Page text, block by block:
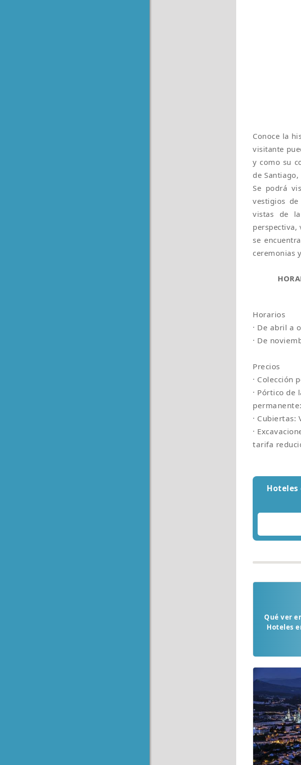
Conoce la
visitante
y como su
de
Se podrá
vestigios
vistas de
perspectiva,
se
ceremonias
Horarios
· De abril a
· De
Precios
· Colección
· Pórtico
·
·
tarifa
Hoteles
Qué ver
Hoteles